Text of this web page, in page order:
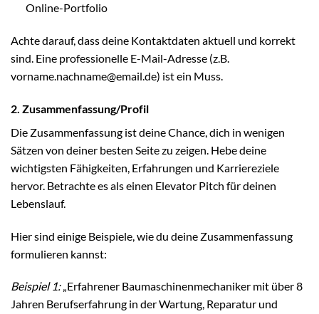
Online-Portfolio
Achte darauf, dass deine Kontaktdaten aktuell und korrekt
sind. Eine professionelle E-Mail-Adresse (z.B.
vorname.nachname@email.de) ist ein Muss.
2. Zusammenfassung/Profil
Die Zusammenfassung ist deine Chance, dich in wenigen
Sätzen von deiner besten Seite zu zeigen. Hebe deine
wichtigsten Fähigkeiten, Erfahrungen und Karriereziele
hervor. Betrachte es als einen Elevator Pitch für deinen
Lebenslauf.
Hier sind einige Beispiele, wie du deine Zusammenfassung
formulieren kannst:
Beispiel 1:„Erfahrener Baumaschinenmechaniker mit über 8
Jahren Berufserfahrung in der Wartung, Reparatur und